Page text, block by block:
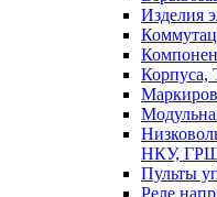
Изделия
Корпуса,
НКУ,
Пульты